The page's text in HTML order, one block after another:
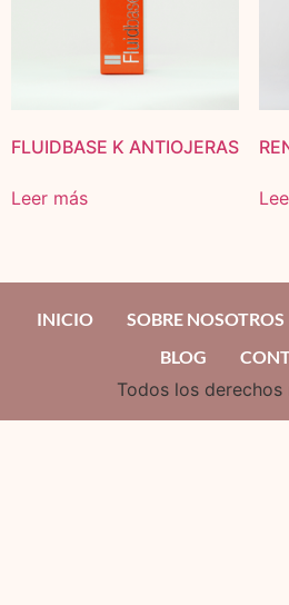
FLUIDBASE K ANTIOJERAS
Leer más
INICIO SOBRE NOSOTROS
BLOG
Todos los derechos